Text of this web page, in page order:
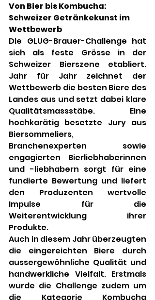
Von Bier bis Kombucha:
Schweizer Getränkekunst im
Wettbewerb
Die GLUG-Brauer-Challenge hat
sich als feste Grösse in der
Schweizer Bierszene etabliert.
Jahr für Jahr zeichnet der
Wettbewerb die besten Biere des
Landes aus und setzt dabei klare
Qualitätsmassstäbe. Eine
hochkarätig besetzte Jury aus
Biersommeliers,
Branchenexperten sowie
engagierten Bierliebhaberinnen
und -liebhabern sorgt für eine
fundierte Bewertung und liefert
den Produzenten wertvolle
Impulse für die
Weiterentwicklung ihrer
Produkte.
Auch in diesem Jahr überzeugten
die eingereichten Biere durch
aussergewöhnliche Qualität und
handwerkliche Vielfalt. Erstmals
wurde die Challenge zudem um
die Kategorie Kombucha